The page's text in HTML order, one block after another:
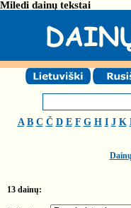
Miledi dainų tekstai
A B C Č D E F G H I J K
13 dainų: